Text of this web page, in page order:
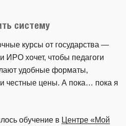
систему
курсы от государства —
ИРО хочет, чтобы педагоги
удобные форматы,
честные цены. А пока… пока я
обучение в Центре «Мой